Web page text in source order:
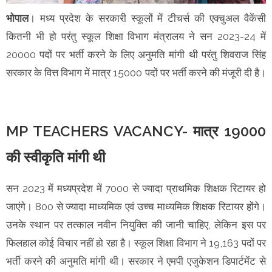
भोपाल। मध्य प्रदेश के सरकारी स्कूलों में टीचर्स की एक्चुअल वैकेंसी
कितनी भी हो परंतु स्कूल शिक्षा विभाग मंत्रालय ने सन 2023-24 में
20000 पदों पर भर्ती करने के लिए अनुमति मांगी थी परंतु शिवराज सिंह
सरकार के वित्त विभाग में मात्र 15000 पदों पर भर्ती करने की मंजूरी दी है।
MP TEACHERS VACANCY- मात्र 19000
की स्वीकृति मांगी थी
सन 2023 में मध्यप्रदेश में 7000 से ज्यादा प्राथमिक शिक्षक रिटायर हो
जाएंगे। 800 से ज्यादा माध्यमिक एवं उच्च माध्यमिक शिक्षक रिटायर होंगे।
उनके स्थान पर तत्काल नवीन नियुक्ति की जानी चाहिए, लेकिन इस पर
फिलहाल कोई विचार नहीं हो रहा है। स्कूल शिक्षा विभाग ने 19,163 पदों पर
भर्ती करने की अनुमति मांगी थी। सरकार ने एमपी एजुकेशन डिपार्टमेंट से